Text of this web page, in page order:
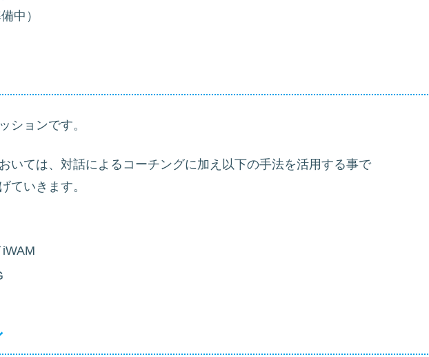
中）
ションです。
いては、対話によるコーチングに加え以下の手法を活用する事で
ていきます。